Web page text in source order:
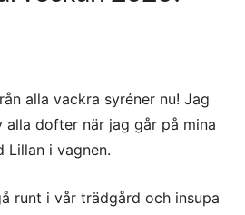
alla vackra syréner nu! Jag
dofter när jag går på mina
Lillan i vagnen.
runt i vår trädgård och insupa